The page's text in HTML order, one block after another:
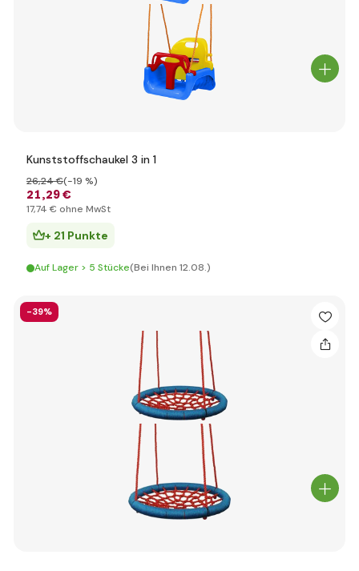
Kunststoffschaukel 3 in 1
21,29 €
26,24 €(-19 %)
17,74 € ohne MwSt
+ 21 Punkte
Auf Lager > 5 Stücke(Bei Ihnen 12.08.)
-39%